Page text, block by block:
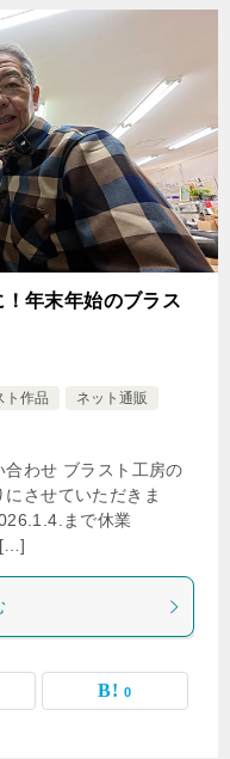
年末年始のブラス
ト作品
ネット通販
わせ ブラスト工房の
させていただきま
まで休業
[…]
0